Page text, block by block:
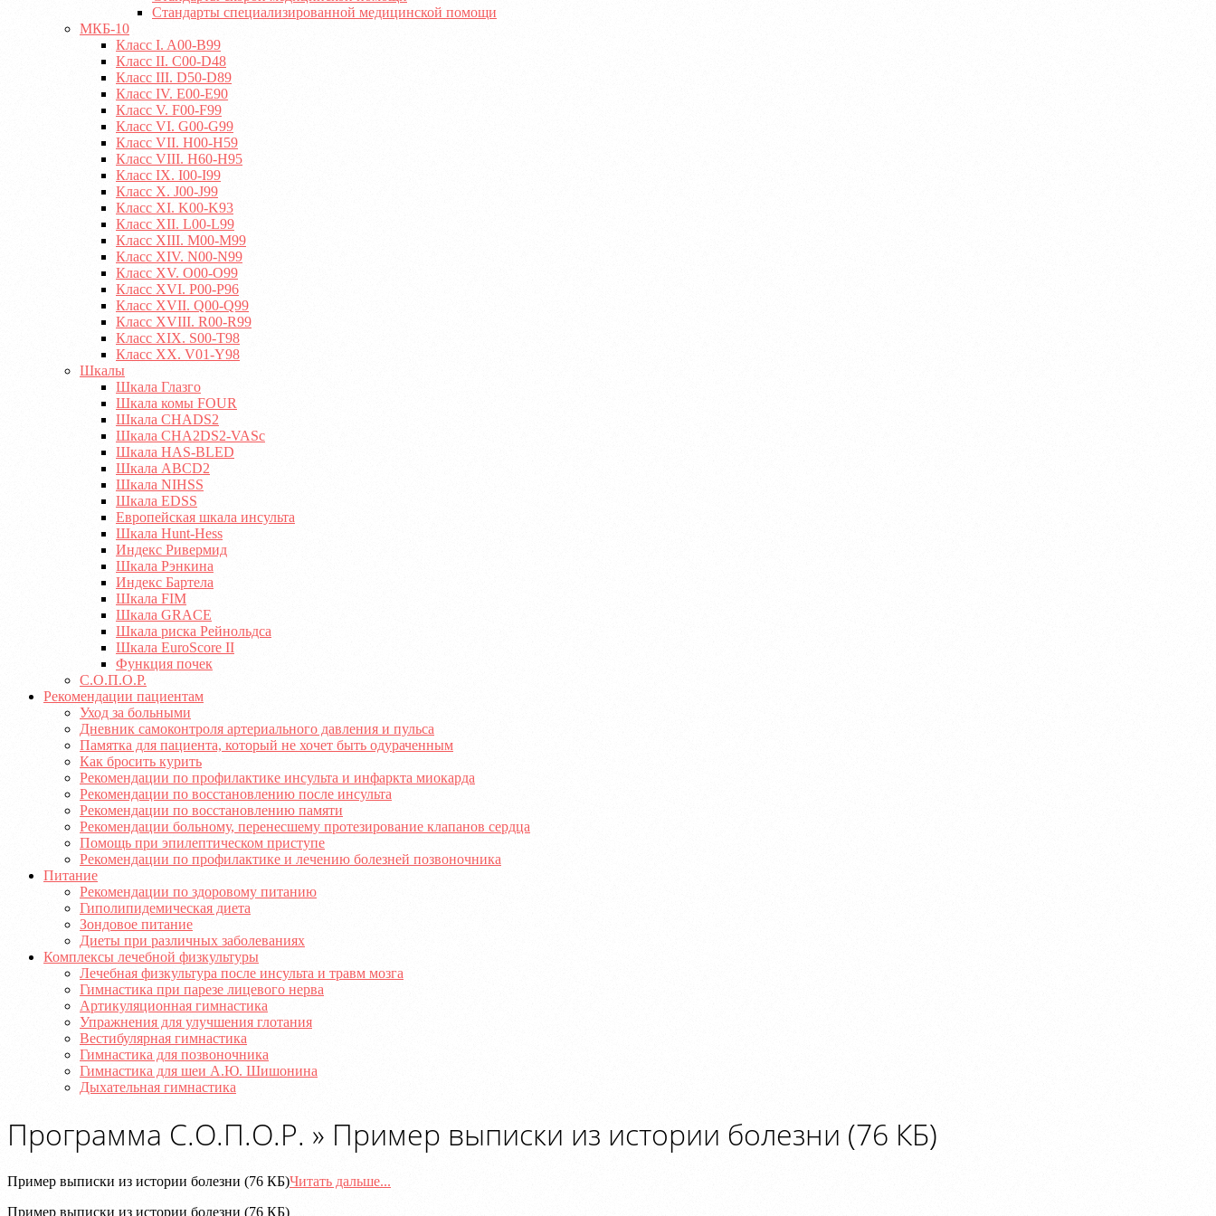
Стандарты специализированной медицинской помощи
МКБ-10
Класс I. A00-B99
Класс II. C00-D48
Класс III. D50-D89
Класс IV. E00-E90
Класс V. F00-F99
Класс VI. G00-G99
Класс VII. H00-H59
Класс VIII. H60-H95
Класс IX. I00-I99
Класс X. J00-J99
Класс XI. K00-K93
Класс XII. L00-L99
Класс XIII. M00-M99
Класс XIV. N00-N99
Класс XV. O00-O99
Класс XVI. P00-P96
Класс XVII. Q00-Q99
Класс XVIII. R00-R99
Класс XIX. S00-T98
Класс XX. V01-Y98
Шкалы
Шкала Глазго
Шкала комы FOUR
Шкала CHADS2
Шкала CHA2DS2-VASc
Шкала HAS-BLED
Шкала ABCD2
Шкала NIHSS
Шкала EDSS
Европейская шкала инсульта
Шкала Hunt-Hess
Индекс Ривермид
Шкала Рэнкина
Индекс Бартела
Шкала FIM
Шкала GRACE
Шкала риска Рейнольдса
Шкала EuroScore II
Функция почек
С.О.П.О.Р.
Рекомендации пациентам
Уход за больными
Дневник самоконтроля артериального давления и пульса
Памятка для пациента, который не хочет быть одураченным
Как бросить курить
Рекомендации по профилактике инсульта и инфаркта миокарда
Рекомендации по восстановлению после инсульта
Рекомендации по восстановлению памяти
Рекомендации больному, перенесшему протезирование клапанов сердца
Помощь при эпилептическом приступе
Рекомендации по профилактике и лечению болезней позвоночника
Питание
Рекомендации по здоровому питанию
Гиполипидемическая диета
Зондовое питание
Диеты при различных заболеваниях
Комплексы лечебной физкультуры
Лечебная физкультура после инсульта и травм мозга
Гимнастика при парезе лицевого нерва
Артикуляционная гимнастика
Упражнения для улучшения глотания
Вестибулярная гимнастика
Гимнастика для позвоночника
Гимнастика для шеи А.Ю. Шишонина
Дыхательная гимнастика
Программа С.О.П.О.Р. » Пример выписки из истории болезни (76 КБ)
Пример выписки из истории болезни (76 КБ)Читать дальше...
Пример выписки из истории болезни (76 КБ)